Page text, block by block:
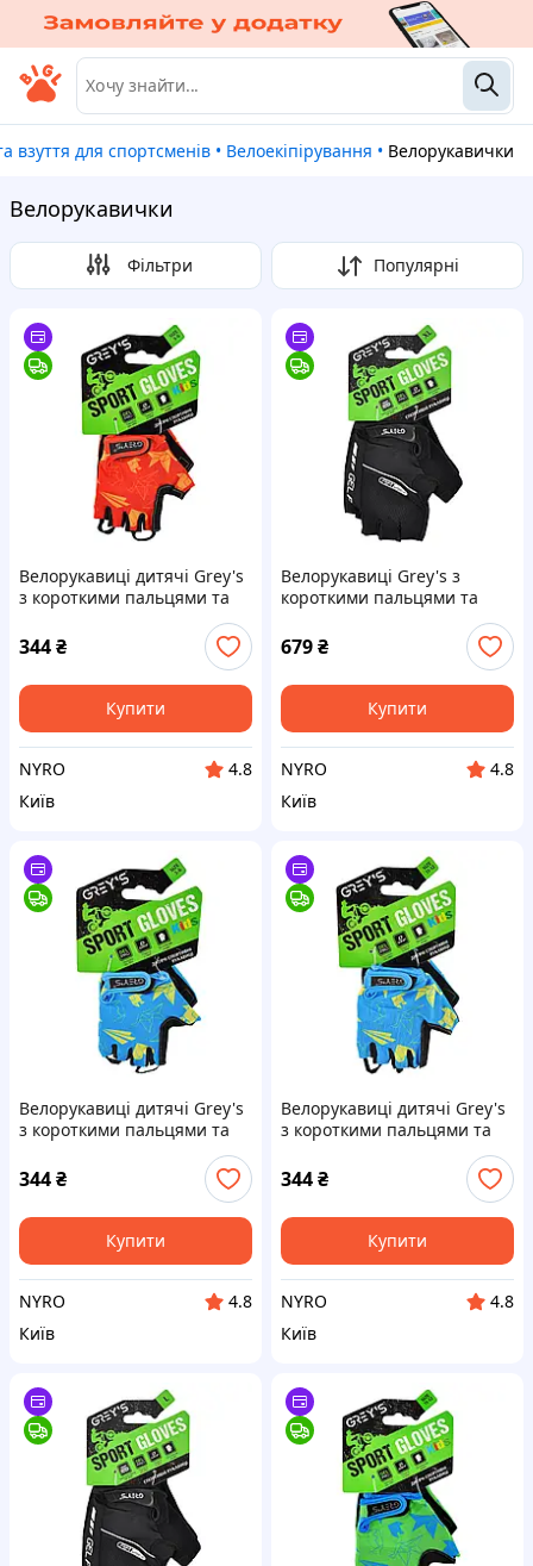
взуття для спортсменів • Велоекіпірування • Велорукавички
Велорукавички
Фільтри Популярні
Велорукавиці дитячі Grey's
з короткими пальцями та
червоно-чорні (розмір 5-6)
GR18731 cx.
344₴
Купити
NYRO
4.8
Київ
Велорукавиці Grey's з
короткими пальцями та
гелевими вставками, чорні
ХL GR18114 cx.
679₴
Купити
NYRO
4.8
Київ
Велорукавиці дитячі Grey's
з короткими пальцями та
гелевими вставками, синьо-
чорні (розмір 5-6) GR18721
cx.
344₴
Купити
NYRO
4.8
Київ
Велорукавиці дитячі Grey's
з короткими пальцями та
гелевими вставками, синьо-
чорні (розмір 11-12)
GR18724 cx.
344₴
Купити
NYRO
4.8
Київ